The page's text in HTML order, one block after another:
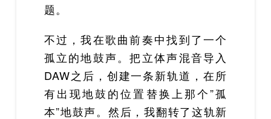
题。
不过，我在歌曲前奏中找到了一个
孤立的地鼓声。把立体声混音导入
DAW之后，创建一条新轨道，在所
有出现地鼓的位置替换上那个”孤
本”地鼓声。然后，我翻转了这轨新